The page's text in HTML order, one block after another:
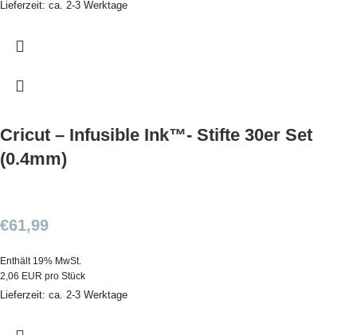
Lieferzeit: ca. 2-3 Werktage
Cricut – Infusible Ink™- Stifte 30er Set
(0.4mm)
€61,99
Enthält 19% MwSt.
2,06 EUR pro Stück
Lieferzeit: ca. 2-3 Werktage